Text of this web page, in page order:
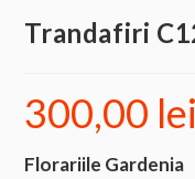
Trandafiri
300,00 lei
Florariile Gardenia